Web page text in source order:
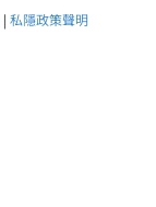
| 私隱政策聲明